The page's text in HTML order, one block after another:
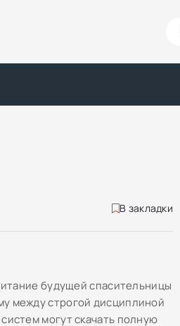
В закладки
будущей спасительницы
между строгой дисциплиной
могут скачать полную